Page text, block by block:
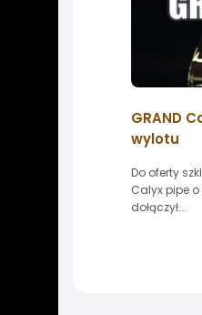
GRAND
wylotu
Do oferty
Calyx pipe
dołączył...